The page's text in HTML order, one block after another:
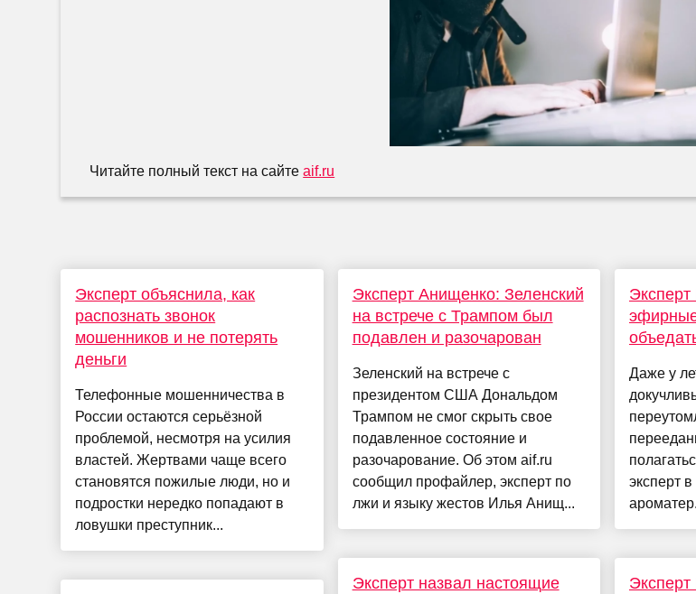
Читайте полный текст на сайтеaif.ru
Эксперт объяснила, как
распознать звонок
мошенников и не потерять
деньги
Телефонные мошенничества в
России остаются серьёзной
проблемой, несмотря на усилия
властей. Жертвами чаще всего
становятся пожилые люди, но и
подростки нередко попадают в
ловушки преступник...
Эксперт Анищенко: Зеленский
на встрече с Трампом был
подавлен и разочарован
Зеленский на встрече с
президентом США Дональдом
Трампом не смог скрыть свое
подавленное состояние и
разочарование. Об этом aif.ru
сообщил профайлер, эксперт по
лжи и языку жестов Илья Анищ...
Эксперт назвал настоящие
Даже у
эксперт